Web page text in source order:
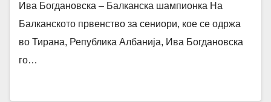
Ива Богдановска – Балканска шампионка На
Балканското првенство за сениори, кое се одржа
во Тирана, Република Албанија, Ива Богдановска
го…